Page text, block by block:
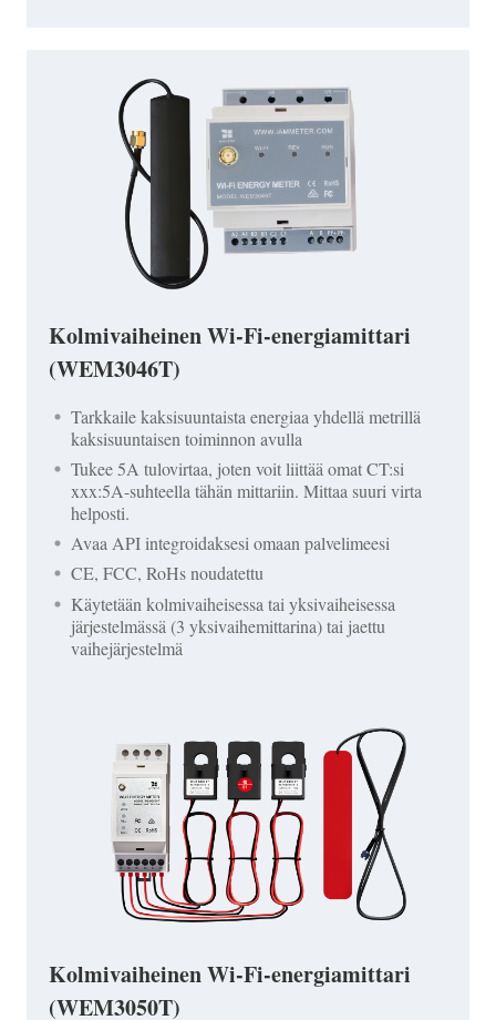
Kolmivaiheinen Wi-Fi-energiamittari
(WEM3046T)
Tarkkaile kaksisuuntaista energiaa yhdellä metrillä
kaksisuuntaisen toiminnon avulla
Tukee 5A tulovirtaa, joten voit liittää omat CT:si
xxx:5A-suhteella tähän mittariin. Mittaa suuri virta
helposti.
Avaa API integroidaksesi omaan palvelimeesi
CE, FCC, RoHs noudatettu
Käytetään kolmivaiheisessa tai yksivaiheisessa
järjestelmässä (3 yksivaihemittarina) tai jaettu
vaihejärjestelmä
Kolmivaiheinen Wi-Fi-energiamittari
(WEM3050T)